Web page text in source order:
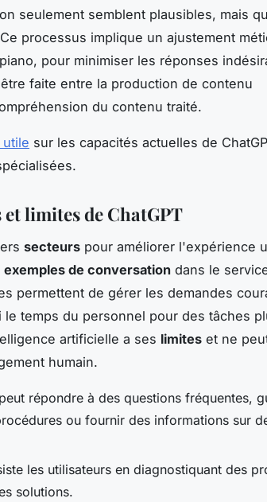
seulement semblent plausibles, mais
processus implique un ajustement
pour minimiser les réponses
faite entre la production de contenu
du contenu traité.
sur les capacités actuelles de
limites de ChatGPT
secteurs pour améliorer l'expérience
exemples de conversation dans le
permettent de gérer les demandes
temps du personnel pour des tâches
artificielle a ses limites et ne
humain.
répondre à des questions fréquentes,
ou fournir des informations sur
les utilisateurs en diagnostiquant des
solutions.